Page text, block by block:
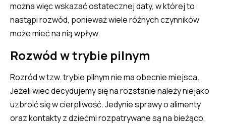
można więc wskazać ostatecznej daty, w której to
nastąpi rozwód, ponieważ wiele różnych czynników
może mieć na nią wpływ.
Rozwód w trybie pilnym
Rozród w tzw. trybie pilnym nie ma obecnie miejsca.
Jeżeli wiec decydujemy się na rozstanie należy niejako
uzbroić się w cierpliwość. Jedynie sprawy o alimenty
oraz kontakty z dziećmi rozpatrywane są na bieżąco,